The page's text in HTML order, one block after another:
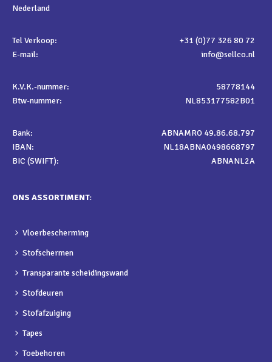
Nederland
Tel Verkoop:
+31 (0)77 326 80 72
E-mail:
info@sellco.nl
K.V.K.-nummer:
58778144
Btw-nummer:
NL853177582B01
Bank:
ABNAMRO 49.86.68.797
IBAN:
NL18ABNA0498668797
BIC (SWIFT):
ABNANL2A
ONS ASSORTIMENT:
Vloerbescherming
Stofschermen
Transparante scheidingswand
Stofdeuren
Stofafzuiging
Tapes
Toebehoren